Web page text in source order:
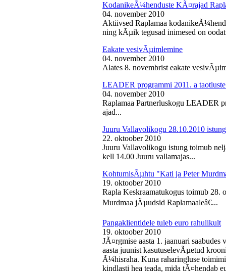
KodanikeÃ¼henduste KÃ¤rajad
04. november 2010
Aktiivsed Raplamaa
ning kÃµik tegusad inimesed on
Eakate vesivÃµimlemine
04. november 2010
Alates 8. novembrist eakate
LEADER programmi 2011. a
04. november 2010
Raplamaa Partnerluskogu LEADER
ajad...
Juuru Vallavolikogu 28.10.2010 istung
22. oktoober 2010
Juuru Vallavolikogu istung toimub
kell 14.00 Juuru vallamajas...
KohtumisÃµhtu "Kati ja Peter
19. oktoober 2010
Rapla Keskraamatukogus toimub
Murdmaa jÃµudsid Raplamaaleâ€...
Pangaklientidele tuleb euro rahulikult
19. oktoober 2010
JÃ¤rgmise aasta 1. jaanuari
aasta juunist kasutuselevÃµetud
Ã¼hisraha. Kuna raharingluse
kindlasti hea teada, mida tÃ¤hendab